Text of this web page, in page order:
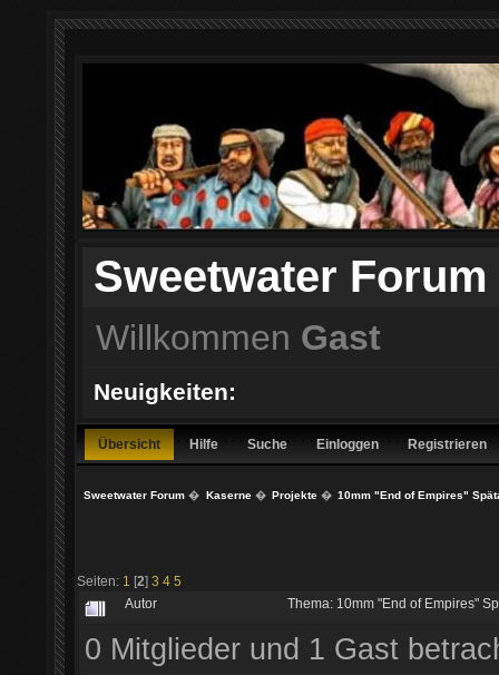
Sweetwater Forum
Willkommen Gast
Neuigkeiten:
Übersicht Hilfe Suche Einloggen Registrieren
Sweetwater Forum � Kaserne� Projekte� 10mm "End of Empires"
Seiten: 1 [2] 3 4 5
Autor Thema: 10mm "End of Empires"
0 Mitglieder und 1 Gast